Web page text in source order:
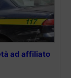
ad affiliato